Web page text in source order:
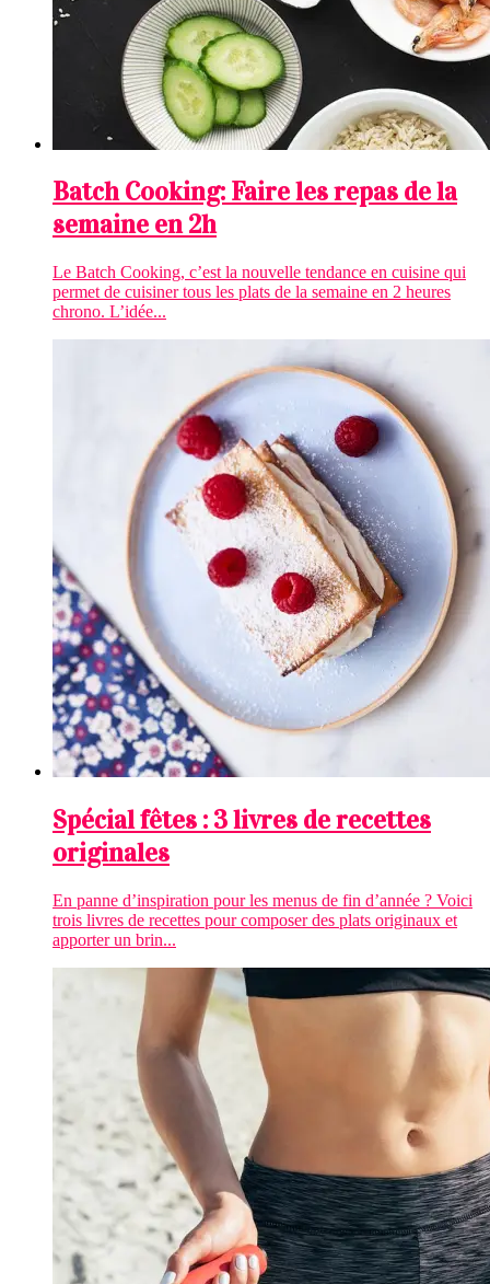
Batch Cooking: Faire les repas de la
semaine en 2h
Le Batch Cooking, c’est la nouvelle tendance en cuisine qui
permet de cuisiner tous les plats de la semaine en 2 heures
chrono. L’idée...
Spécial fêtes : 3 livres de recettes
originales
En panne d’inspiration pour les menus de fin d’année ? Voici
trois livres de recettes pour composer des plats originaux et
apporter un brin...